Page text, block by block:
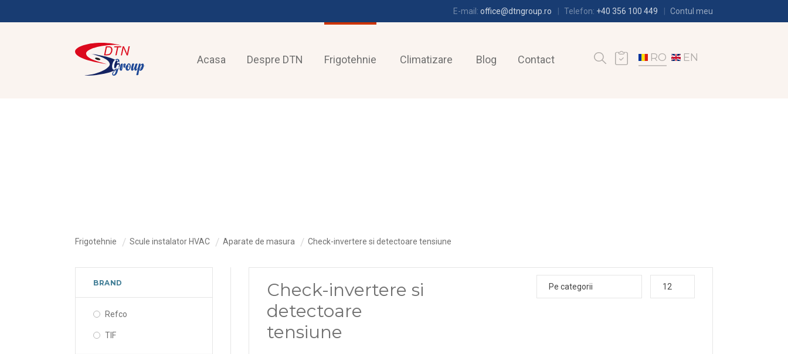
E-mail: office@dtngroup.ro Telefon: +40 356 100 449 Contul meu
Acasa Despre DTN Frigotehnie Climatizare Blog Contact RO EN
Frigotehnie Scule instalator HVAC Aparate de masura Check-invertere si detectoare tensiune
BRAND
Refco
TIF
Check-invertere si
detectoare
tensiune
Pe categorii 12